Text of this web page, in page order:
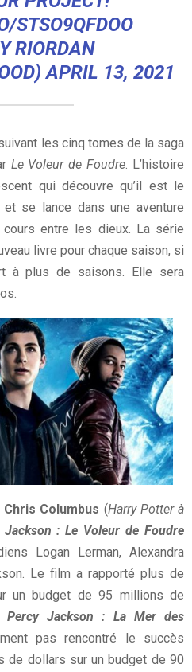
STSO9QFDOO
RIORDAN
APRIL 13, 2021
les cinq tomes de la saga
Le Voleur de Foudre. L’histoire
qui découvre qu’il est le
et se lance dans une aventure
entre les dieux. La série
livre pour chaque saison, si
à plus de saisons. Elle sera
Chris Columbus (Harry Potter à
Jackson : Le Voleur de Foudre
Logan Lerman, Alexandra
Le film a rapporté plus de
un budget de 95 millions de
Percy Jackson : La Mer des
pas rencontré le succès
de dollars sur un budget de 90